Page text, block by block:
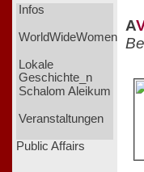
Infos
WorldWideWomen
Lokale
Geschichte_n
Schalom Aleikum
Veranstaltungen
Public Affairs
A